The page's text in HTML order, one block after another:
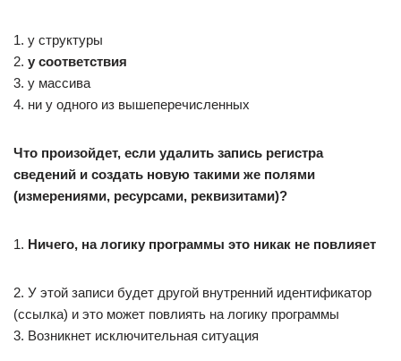
1. у структуры
2. у соответствия
3. у массива
4. ни у одного из вышеперечисленных
Что произойдет, если удалить запись регистра
сведений и создать новую такими же полями
(измерениями, ресурсами, реквизитами)?
1. Ничего, на логику программы это никак не повлияет
2. У этой записи будет другой внутренний идентификатор
(ссылка) и это может повлиять на логику программы
3. Возникнет исключительная ситуация